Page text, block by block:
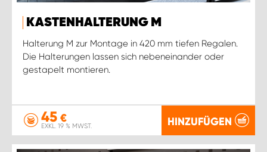
KASTENHALTERUNG M
Halterung M zur Montage in 420 mm tiefen Regalen.
Die Halterungen lassen sich nebeneinander oder
gestapelt montieren.
45 €
EXKL. 19 % MWST. HINZUFÜGEN